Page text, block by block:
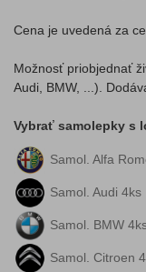
Cena je uvedená za
Možnosť priobjednať
Audi, BMW, ...).
Vybrať samolepky s
Samol. Alfa
Samol. Audi 4ks
Samol. BMW
Samol. Citroen